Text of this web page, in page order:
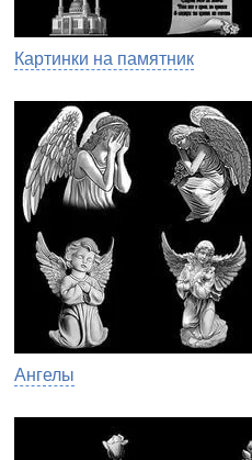
Картинки на памятник
Ангелы